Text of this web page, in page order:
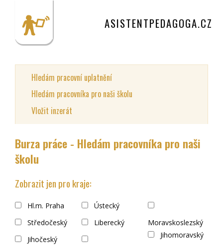
ASISTENTPEDAGOGA.CZ
Hledám pracovní uplatnění
Hledám pracovníka pro naši školu
Vložit inzerát
Burza práce - Hledám pracovníka pro naši
školu
Zobrazit jen pro kraje:
Hl.m. Praha
Středočeský
Jihočeský
Ústecký
Liberecký
Moravskoslezský
Jihomoravský